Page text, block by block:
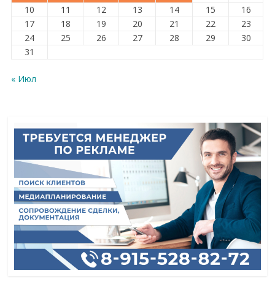
10
11 12 13 14 15
16
17
18 19 20 21 22
23
24
25 26 27 28 29
30
31
« Июл